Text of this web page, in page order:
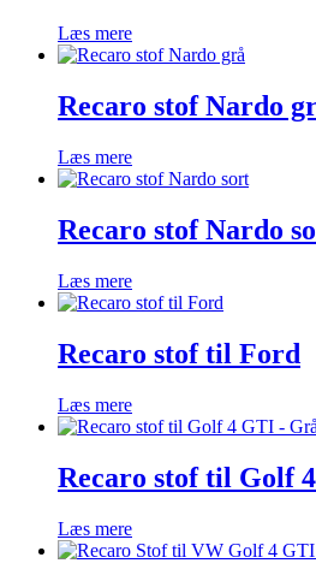
Læs mere
Recaro stof Nardo
Læs mere
Recaro stof Nardo
Læs mere
Recaro stof til Ford
Læs mere
Recaro stof til Golf
Læs mere